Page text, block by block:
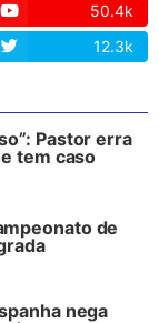
50.4k
12.3k
Pastor erra
tem caso
de
nega